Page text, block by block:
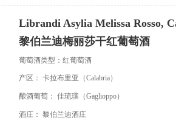
Librandi Asylia Melissa Rosso,
黎伯兰迪梅丽莎干红葡萄酒
葡萄酒类型：红葡萄酒
产区： 卡拉布里亚（Calabria）
酿酒葡萄： 佳琉璞（Gaglioppo）
酒庄： 黎伯兰迪酒庄